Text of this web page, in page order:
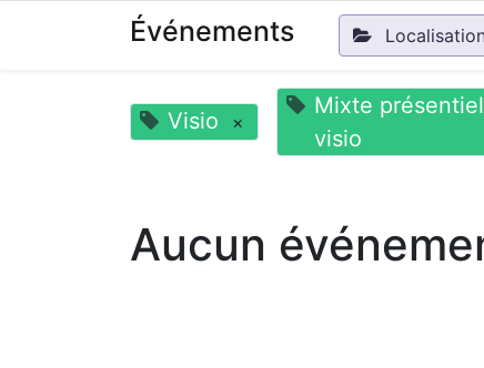
Événements
Visio ×
Mixte présentiel
visio
Aucun